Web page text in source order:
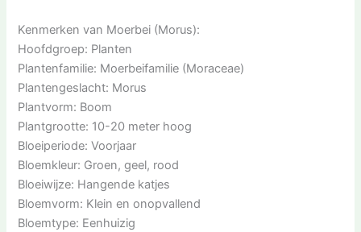
Kenmerken van Moerbei (Morus):
Hoofdgroep: Planten
Plantenfamilie: Moerbeifamilie (Moraceae)
Plantengeslacht: Morus
Plantvorm: Boom
Plantgrootte: 10-20 meter hoog
Bloeiperiode: Voorjaar
Bloemkleur: Groen, geel, rood
Bloeiwijze: Hangende katjes
Bloemvorm: Klein en onopvallend
Bloemtype: Eenhuizig